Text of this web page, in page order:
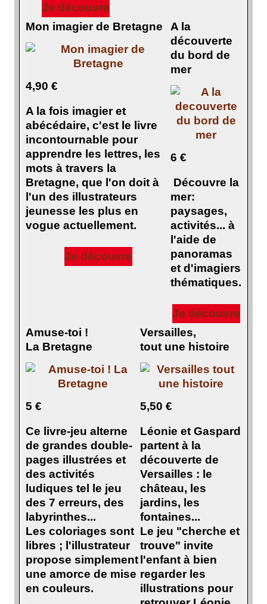
Je découvre
Mon imagier de Bretagne
4,90 €
A la fois imagier et
abécédaire, c'est le livre
incontournable pour
apprendre les lettres, les
mots à travers la
Bretagne, que l'on doit à
l'un des illustrateurs
jeunesse les plus en
vogue actuellement.
Je découvre
A la
découverte
du bord de
mer
6 €
Découvre la
mer:
paysages,
activités... à
l'aide de
panoramas
et d'imagiers
thématiques.
Je découvre
Amuse-toi !
La Bretagne
5 €
Ce livre-jeu alterne
de grandes double-
pages illustrées et
des activités
ludiques tel le jeu
des 7 erreurs, des
labyrinthes...
Les coloriages sont
libres ; l'illustrateur
propose simplement
une amorce de mise
en couleurs.
Versailles,
tout une histoire
5,50 €
Léonie et Gaspard
partent à la
découverte de
Versailles : le
château, les
jardins, les
fontaines...
Le jeu "cherche et
trouve" invite
l'enfant à bien
regarder les
illustrations pour